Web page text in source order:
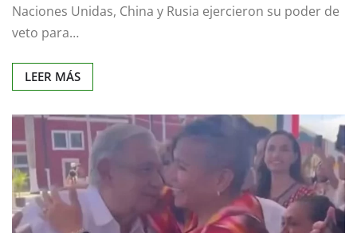
Naciones Unidas, China y Rusia ejercieron su poder de
veto para…
LEER MÁS